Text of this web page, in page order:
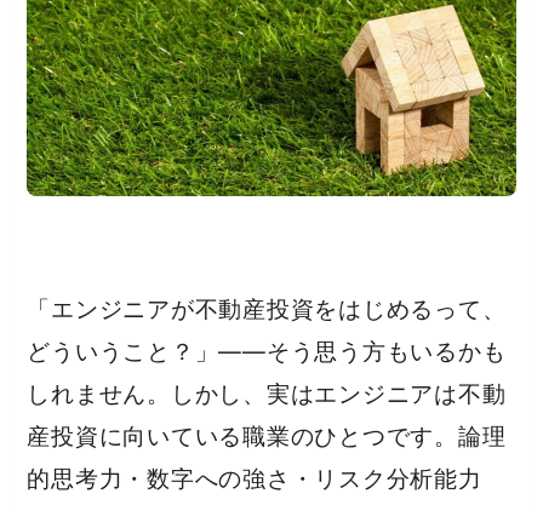
「エンジニアが不動産投資をはじめるって、
どういうこと？」——そう思う方もいるかも
しれません。しかし、実はエンジニアは不動
産投資に向いている職業のひとつです。論理
的思考力・数字への強さ・リスク分析能力